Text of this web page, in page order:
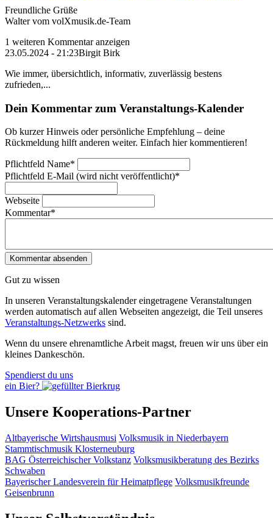
Freundliche Grüße
Walter vom volXmusik.de-Team
1 weiteren Kommentar anzeigen
23.05.2024 - 21:23Birgit Birk
Wie immer, übersichtlich, informativ, zuverlässig bestens
zufrieden,...
Dein Kommentar zum Veranstaltungs-Kalender
Ob kurzer Hinweis oder persönliche Empfehlung – deine
Rückmeldung hilft anderen weiter. Einfach hier kommentieren!
Pflichtfeld Name*
Pflichtfeld E-Mail (wird nicht veröffentlicht)*
Webseite
Kommentar*
Gut zu wissen
In unseren Veranstaltungskalender eingetragene Veranstaltungen
werden automatisch auf allen Webseiten angezeigt, die Teil unseres
Veranstaltungs-Netzwerks sind.
Wenn du unsere ehrenamtliche Arbeit magst, freuen wir uns über ein
kleines Dankeschön.
Spendierst du uns
ein Bier?
Unsere Kooperations-Partner
Altbayerische Wirtshausmusi Volksmusik in Niederbayern
Stammtischmusik Klosterneuburg
BAG Österreichischer Volkstanz Volksmusikberatung des Bezirks
Schwaben
Bayerischer Landesverein für Heimatpflege Volksmusikfreunde
Geisenbrunn